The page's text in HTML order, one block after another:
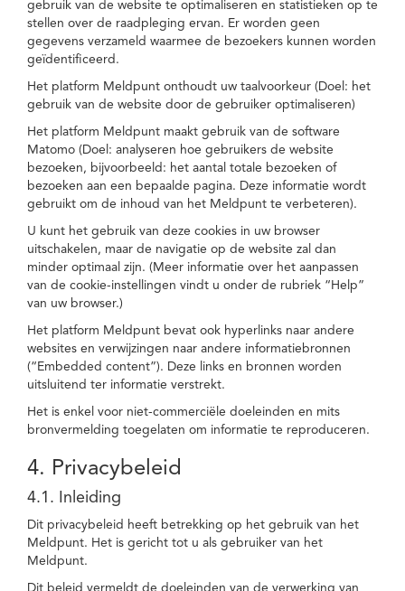
gebruik van de website te optimaliseren en statistieken op te
stellen over de raadpleging ervan. Er worden geen
gegevens verzameld waarmee de bezoekers kunnen worden
geïdentificeerd.
Het platform Meldpunt onthoudt uw taalvoorkeur (Doel: het
gebruik van de website door de gebruiker optimaliseren)
Het platform Meldpunt maakt gebruik van de software
Matomo (Doel: analyseren hoe gebruikers de website
bezoeken, bijvoorbeeld: het aantal totale bezoeken of
bezoeken aan een bepaalde pagina. Deze informatie wordt
gebruikt om de inhoud van het Meldpunt te verbeteren).
U kunt het gebruik van deze cookies in uw browser
uitschakelen, maar de navigatie op de website zal dan
minder optimaal zijn. (Meer informatie over het aanpassen
van de cookie-instellingen vindt u onder de rubriek “Help”
van uw browser.)
Het platform Meldpunt bevat ook hyperlinks naar andere
websites en verwijzingen naar andere informatiebronnen
(“Embedded content”). Deze links en bronnen worden
uitsluitend ter informatie verstrekt.
Het is enkel voor niet-commerciële doeleinden en mits
bronvermelding toegelaten om informatie te reproduceren.
4. Privacybeleid
4.1. Inleiding
Dit privacybeleid heeft betrekking op het gebruik van het
Meldpunt. Het is gericht tot u als gebruiker van het
Meldpunt.
Dit beleid vermeldt de doeleinden van de verwerking van